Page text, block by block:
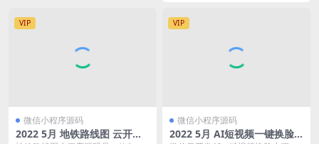
VIP
微信小程序源码
2022 5月 地铁路线图 云开发
VIP
微信小程序源码
2022 5月 AI短视频一键换脸